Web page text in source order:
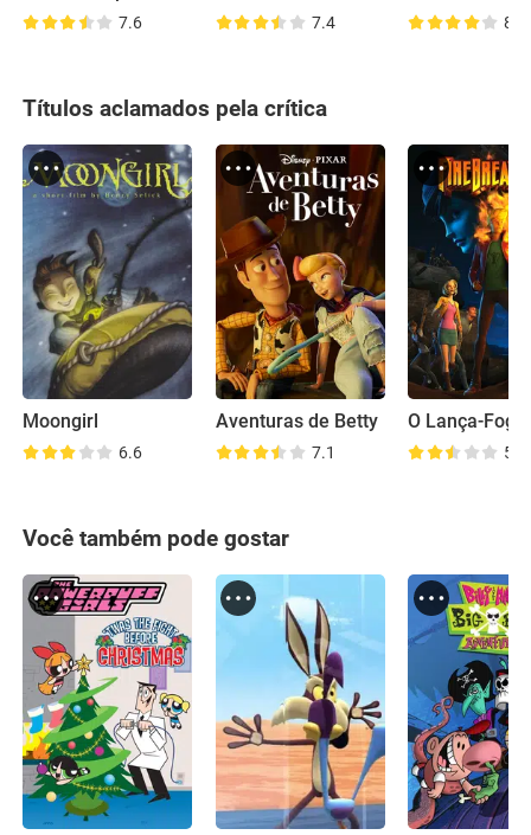
7.6 7.4 8.3
Títulos aclamados pela crítica
Moongirl
6.6
Aventuras de Betty
7.1
O Lança-Fogo
5.8
Você também pode gostar